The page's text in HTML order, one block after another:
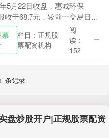
5月22日收盘，惠城环保
收于68.7元，较前一交易日上
最新总市值为146.12亿元。该
66.29元，最高....
票
栏目：正规股
票配资机构
阅
读：
152
条记录
盘炒股开户|正规股票配资